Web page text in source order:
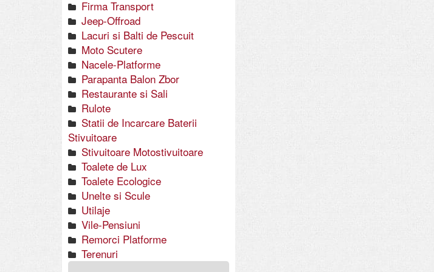
Firma Transport
Jeep-Offroad
Lacuri si Balti de Pescuit
Moto Scutere
Nacele-Platforme
Parapanta Balon Zbor
Restaurante si Sali
Rulote
Statii de Incarcare Baterii
Stivuitoare
Stivuitoare Motostivuitoare
Toalete de Lux
Toalete Ecologice
Unelte si Scule
Utilaje
Vile-Pensiuni
Remorci Platforme
Terenuri